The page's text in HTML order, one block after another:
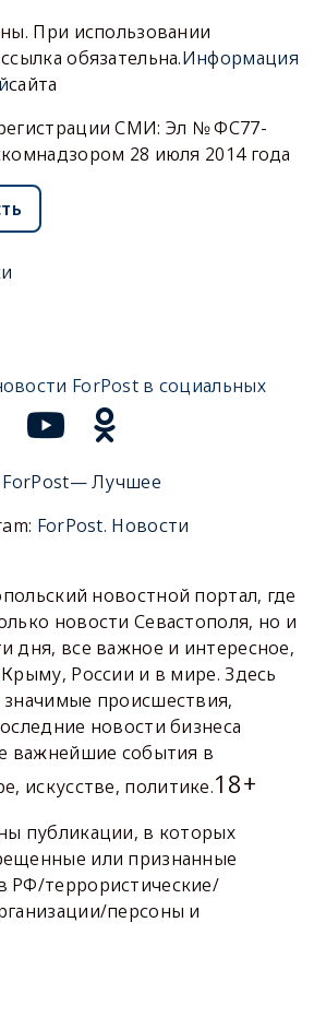
При использовании
обязательна.Информация
сайта
СМИ: Эл № ФС77-
28 июля 2014 года
ForPost в социальных
ForPost— Лучшее
ForPost. Новости
новостной портал, где
новости Севастополя, но и
дня, все важное и интересное,
России и в мире. Здесь
происшествия,
новости бизнеса
важнейшие события в
искусстве, политике.18+
публикации, в которых
или признанные
РФ/террористические/
персоны и